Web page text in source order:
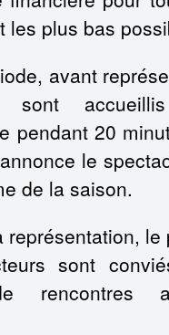
les plus bas
avant
sont
pendant 20
le
de la saison.
représentation, le
sont
rencontres